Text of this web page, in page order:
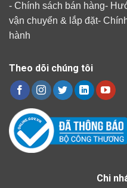
- Chính sách bán hàng-
vận chuyển & lắp đặt-
hành
Theo dõi chúng tôi
Chi